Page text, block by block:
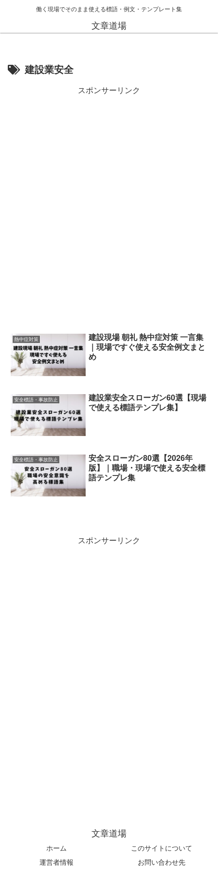
働く現場でそのまま使える標語・例文・テンプレート集
文章道場
建設業安全
スポンサーリンク
熱中症対策
建設現場 朝礼 熱中症対策 一言集
｜現場ですぐ使える安全例文まと
め
安全標語・事故防止
建設業安全スローガン60選【現場
で使える標語テンプレ集】
安全標語・事故防止
安全スローガン80選【2026年
版】｜職場・現場で使える安全標
語テンプレ集
スポンサーリンク
文章道場
ホーム
このサイトについて
運営者情報
お問い合わせ先